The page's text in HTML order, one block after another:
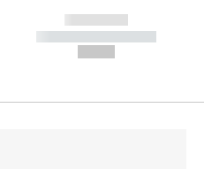
------------
----------- -----------